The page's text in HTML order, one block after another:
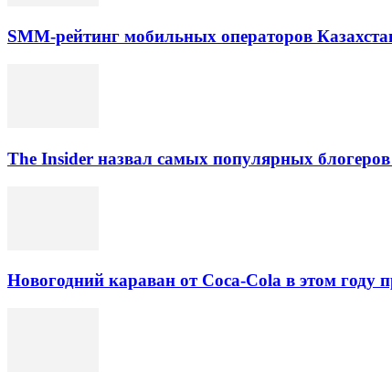
SMM-рейтинг мобильных операторов
The Insider назвал самых популярных блогеров
Новогодний караван от Coca-Cola в этом году